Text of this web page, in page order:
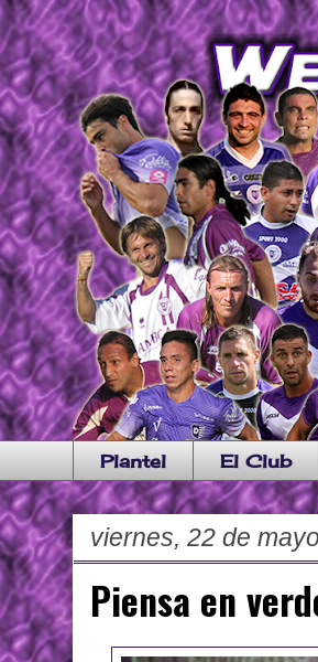
Plantel El Club
viernes, 22 de
Piensa en